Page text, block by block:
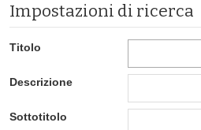
Impostazioni di ricerca
Titolo
Descrizione
Sottotitolo